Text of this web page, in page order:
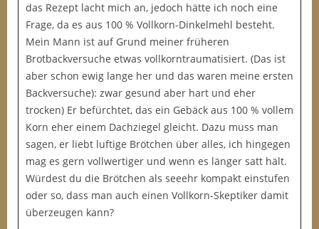
das Rezept lacht mich an, jedoch hätte ich noch eine
Frage, da es aus 100 % Vollkorn-Dinkelmehl besteht.
Mein Mann ist auf Grund meiner früheren
Brotbackversuche etwas vollkorntraumatisiert. (Das ist
aber schon ewig lange her und das waren meine ersten
Backversuche): zwar gesund aber hart und eher
trocken) Er befürchtet, das ein Gebäck aus 100 % vollem
Korn eher einem Dachziegel gleicht. Dazu muss man
sagen, er liebt luftige Brötchen über alles, ich hingegen
mag es gern vollwertiger und wenn es länger satt hält.
Würdest du die Brötchen als seeehr kompakt einstufen
oder so, dass man auch einen Vollkorn-Skeptiker damit
überzeugen kann?